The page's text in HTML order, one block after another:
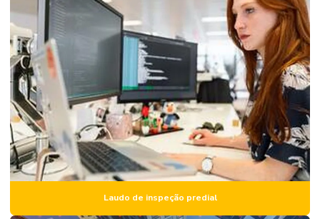
Inspeção predial total
Inspeção e vistoria predial
Laudo de avaliação de aluguel
Laudo de avaliação estrutural
Laudo de avaliação de imóvel
Laudo de avaliação de imóvel para locação
Laudo de avaliação de imóvel preço
Laudo de avaliação de imóvel urbano
Laudo de inspeção predial